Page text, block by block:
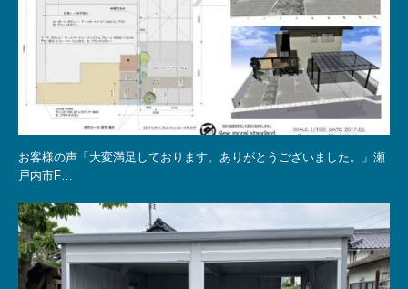
お客様の声「大変満足しております。ありがとうございました。」瀬
戸内市F…